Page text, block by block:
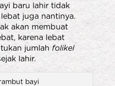
baru lahir tidak
juga nantinya.
akan membuat
karena lebat
jumlahfolikel
lahir.